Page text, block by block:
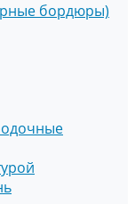
бордюры)